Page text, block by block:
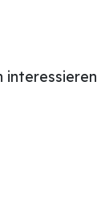
interessieren